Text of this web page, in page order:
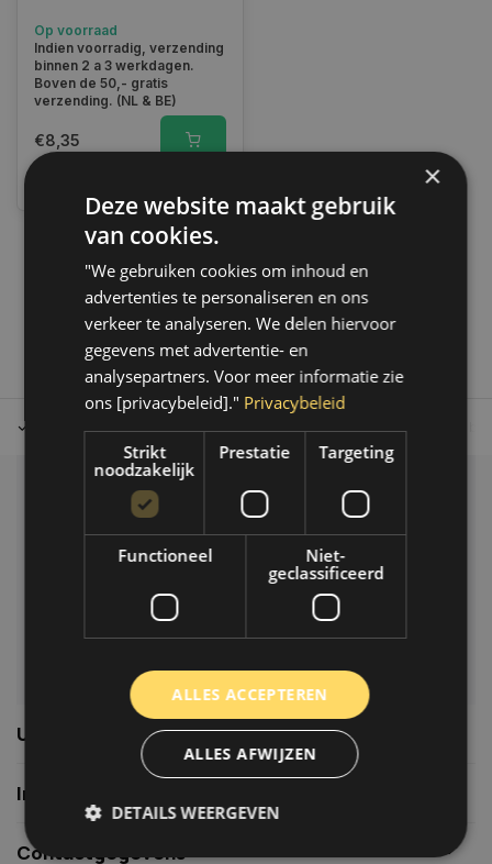
Op voorraad
Indien voorradig, verzending
binnen 2 a 3 werkdagen.
Boven de 50,- gratis
verzending. (NL & BE)
€8,35
1
Tot 30 dagen retour sturen. Op werkdagen voor 14.00 uur
Klantenservice
Veelgestelde vragen
06-39119169
info@autoklusser.nl
Usefull links
Informatie
Contactgegevens
×
Deze website maakt gebruik
van cookies.
"We gebruiken cookies om inhoud en
advertenties te personaliseren en ons
verkeer te analyseren. We delen hiervoor
gegevens met advertentie- en
analysepartners. Voor meer informatie zie
ons [privacybeleid]." Privacybeleid
Strikt
noodzakelijk
Prestatie Targeting
Functioneel
Niet-
geclassificeerd
ALLES ACCEPTEREN
ALLES AFWIJZEN
DETAILS WEERGEVEN